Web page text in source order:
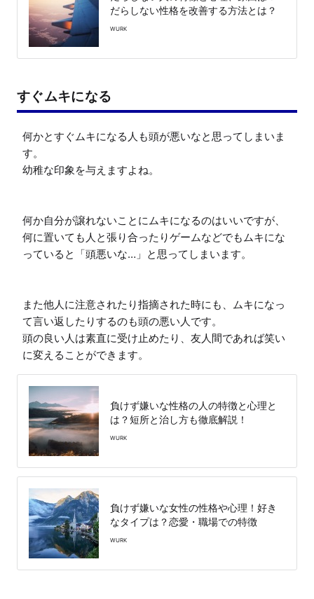
だらしない性格を改善する方法とは？
WURK
すぐムキになる
何かとすぐムキになる人も頭が悪いなと思ってしまいま
す。
幼稚な印象を与えますよね。
何か自分が譲れないことにムキになるのはいいですが、
何に置いても人と張り合ったりゲームなどでもムキにな
っていると「頭悪いな…」と思ってしまいます。
また他人に注意されたり指摘された時にも、ムキになっ
て言い返したりするのも頭の悪い人です。
頭の良い人は素直に受け止めたり、友人間であれば笑い
に変えることができます。
負けず嫌いな性格の人の特徴と心理と
は？短所と治し方も徹底解説！
WURK
負けず嫌いな女性の性格や心理！好き
なタイプは？恋愛・職場での特徴
WURK